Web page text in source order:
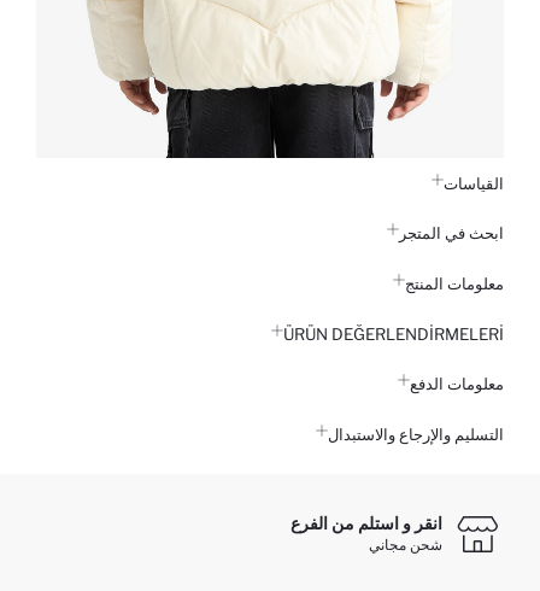
القياسات
ابحث في المتجر
معلومات المنتج
ÜRÜN DEĞERLENDİRMELERİ
معلومات الدفع
التسليم والإرجاع والاستبدال
انقر و استلم من الفرع
شحن مجاني